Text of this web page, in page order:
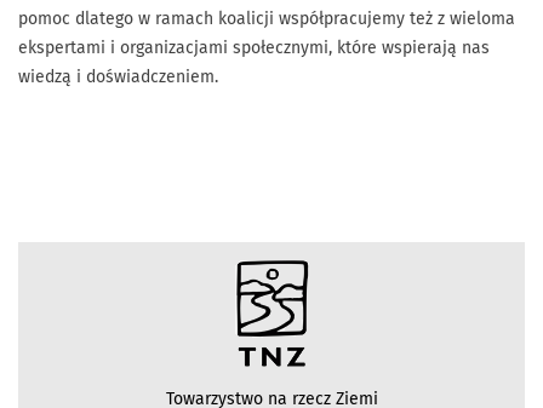
pomoc dlatego w ramach koalicji współpracujemy też z wieloma
ekspertami i organizacjami społecznymi, które wspierają nas
wiedzą i doświadczeniem.
Towarzystwo na rzecz Ziemi